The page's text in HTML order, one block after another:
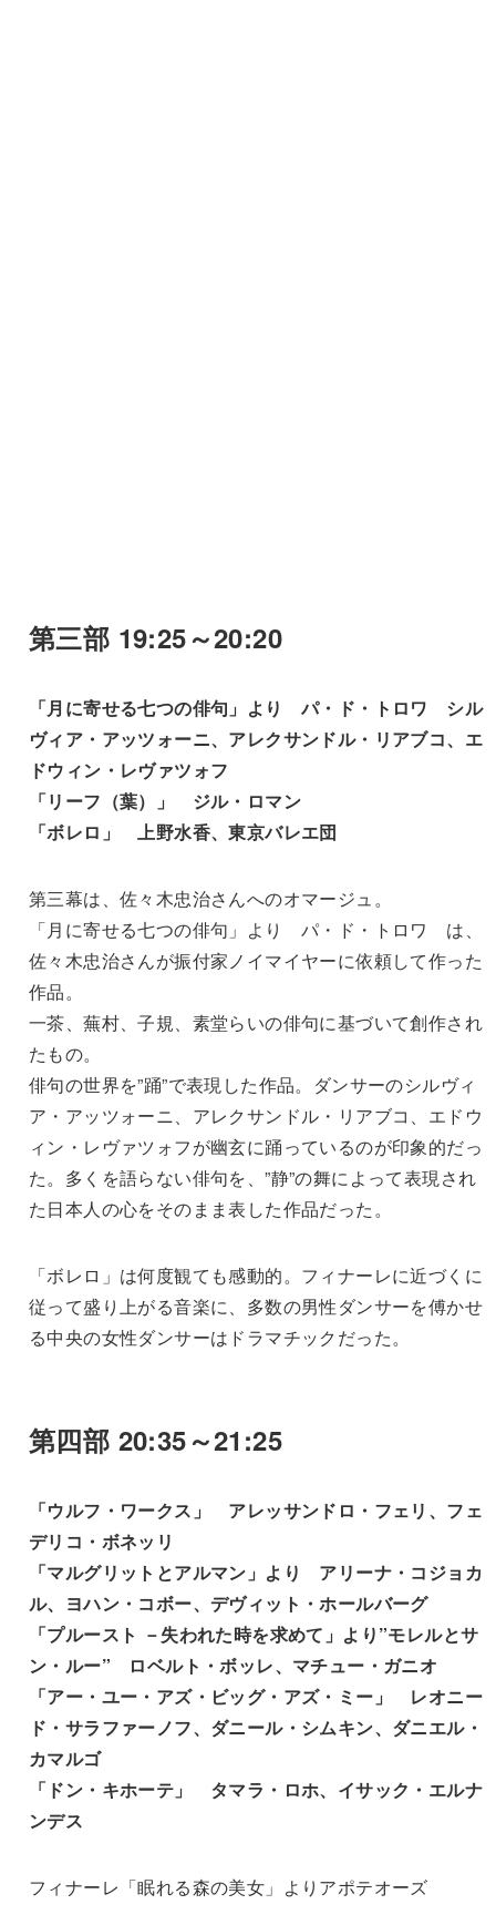
第三部 19:25～20:20
「月に寄せる七つの俳句」より パ・ド・トロワ シル
ヴィア・アッツォーニ、アレクサンドル・リアブコ、エ
ドウィン・レヴァツォフ
「リーフ（葉）」 ジル・ロマン
「ボレロ」 上野水香、東京バレエ団
第三幕は、佐々木忠治さんへのオマージュ。
「月に寄せる七つの俳句」より パ・ド・トロワ は、
佐々木忠治さんが振付家ノイマイヤーに依頼して作った
作品。
一茶、蕪村、子規、素堂らいの俳句に基づいて創作され
たもの。
俳句の世界を”踊”で表現した作品。ダンサーのシルヴィ
ア・アッツォーニ、アレクサンドル・リアブコ、エドウ
ィン・レヴァツォフが幽玄に踊っているのが印象的だっ
た。多くを語らない俳句を、”静”の舞によって表現され
た日本人の心をそのまま表した作品だった。
「ボレロ」は何度観ても感動的。フィナーレに近づくに
従って盛り上がる音楽に、多数の男性ダンサーを傅かせ
る中央の女性ダンサーはドラマチックだった。
第四部 20:35～21:25
「ウルフ・ワークス」 アレッサンドロ・フェリ、フェ
デリコ・ボネッリ
「マルグリットとアルマン」より アリーナ・コジョカ
ル、ヨハン・コボー、デヴィット・ホールバーグ
「プルースト －失われた時を求めて」より”モレルとサ
ン・ルー” ロベルト・ボッレ、マチュー・ガニオ
「アー・ユー・アズ・ビッグ・アズ・ミー」 レオニー
ド・サラファーノフ、ダニール・シムキン、ダニエル・
カマルゴ
「ドン・キホーテ」 タマラ・ロホ、イサック・エルナ
ンデス
フィナーレ「眠れる森の美女」よりアポテオーズ